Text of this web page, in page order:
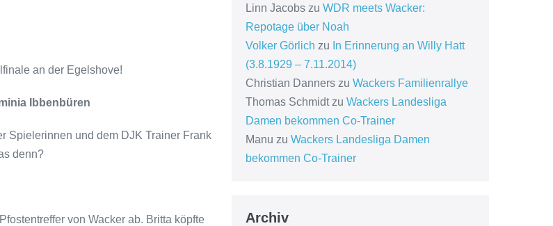
an der Egelshove!
Ibbenbüren
Spielerinnen und dem DJK Trainer Frank
denn?
von Wacker ab. Britta köpfte
Linn Jacobszu WDR meets Wacker:
Repotage über Noah
Volker Görlich zu In Erinnerung an Willy Hatt
(3.8.1929 – 7.11.2014)
Christian Dannerszu Wackers Familienrallye
Thomas Schmidtzu Wackers Landesliga
Damen bekommen Co-Trainer
Manu zu Wackers Landesliga Damen
bekommen Co-Trainer
Archiv